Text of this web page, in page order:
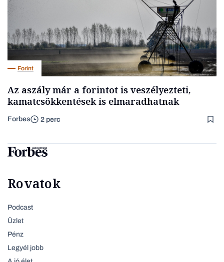
Forint
Az aszály már a forintot is veszélyezteti,
kamatcsökkentések is elmaradhatnak
Forbes 2 perc
Rovatok
Podcast
Üzlet
Pénz
Legyél jobb